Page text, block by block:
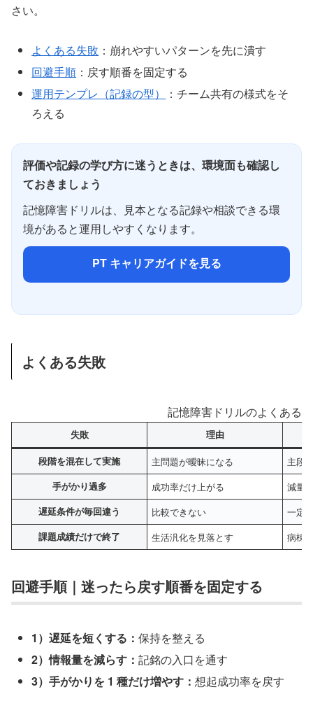
さい。
よくある失敗 ：崩れやすいパターンを先に潰す
回避手順 ：戻す順番を固定する
運用テンプレ（記録の型）
：チーム共有の様式をそ
ろえる
評価や記録の学び方に迷うときは、環境面も確認し
ておきましょう
記憶障害ドリルは、見本となる記録や相談できる環
境があると運用しやすくなります。
PT キャリアガイドを見る
よくある失敗
記憶障害ドリルのよくある
失敗 理由
段階を混在して実施 主問題が曖昧になる 主段
手がかり過多 成功率だけ上がる 減量
遅延条件が毎回違う 比較できない 一定
課題成績だけで終了 生活汎化を見落とす 病棟
回避手順｜迷ったら戻す順番を固定する
1）遅延を短くする：保持を整える
2）情報量を減らす：記銘の入口を通す
3）手がかりを 1 種だけ増やす：想起成功率を戻す